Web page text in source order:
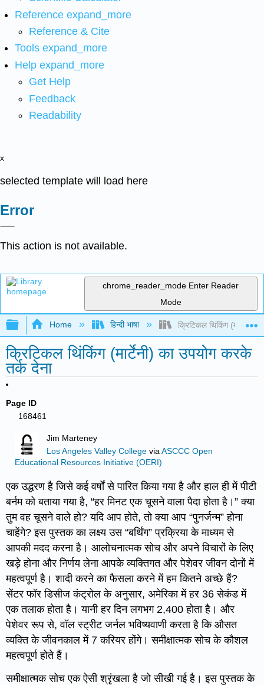
Reference expand_more
Reference & Cite
Tools expand_more
Help expand_more
Get Help
Feedback
Readability
x
selected template will load here
Error
This action is not available.
chrome_reader_mode Enter Reader
Mode
Expand/collapse global hierarchy
Home हिन्दी भाषा क्रिटिकल थिंकिंग (मार्टेनी)
क्रिटिकल थिंकिंग (मार्टेनी) का उपयोग करके
तर्क देना
Page ID
168461
Jim Marteney
Los Angeles Valley College viaASCCC Open
Educational Resources Initiative (OERI)
एक उद्धरण है जिसे कई वर्षों से पारित किया गया है और हाल ही में पीटी
बर्नम को बताया गया है, “हर मिनट एक चूसने वाला पैदा होता है।” क्या
तुम वह चूसने वाले हो? यदि आप होते, तो क्या आप “पुनर्जन्म” होना
चाहेंगे? इस पुस्तक का लक्ष्य उस “बर्थिंग” प्रक्रिया के माध्यम से
आपकी मदद करना है। आलोचनात्मक सोच और अपने विचारों के लिए
खड़े होना और निर्णय लेना आपके व्यक्तिगत और पेशेवर जीवन दोनों में
महत्वपूर्ण है। शादी करने का फैसला करने में हम कितने अच्छे हैं?
सेंटर फॉर डिसीज कंट्रोल के अनुसार, अमेरिका में हर 36 सेकंड में
एक तलाक होता है। यानी हर दिन लगभग 2,400 होता है। और
पेशेवर रूप से, वॉल स्ट्रीट जर्नल भविष्यवाणी करता है कि औसत
व्यक्ति के जीवनकाल में 7 करियर होंगे। समीक्षात्मक सोच के कौशल
महत्वपूर्ण होते हैं।
समीक्षात्मक सोच एक ऐसी श्रृंखला है जो सीखी गई है। इस पुस्तक के